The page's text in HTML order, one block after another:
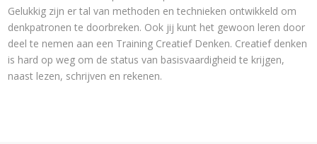
Gelukkig zijn er tal van methoden en technieken ontwikkeld om
denkpatronen te doorbreken. Ook jij kunt het gewoon leren door
deel te nemen aan een Training Creatief Denken. Creatief denken
is hard op weg om de status van basisvaardigheid te krijgen,
naast lezen, schrijven en rekenen.